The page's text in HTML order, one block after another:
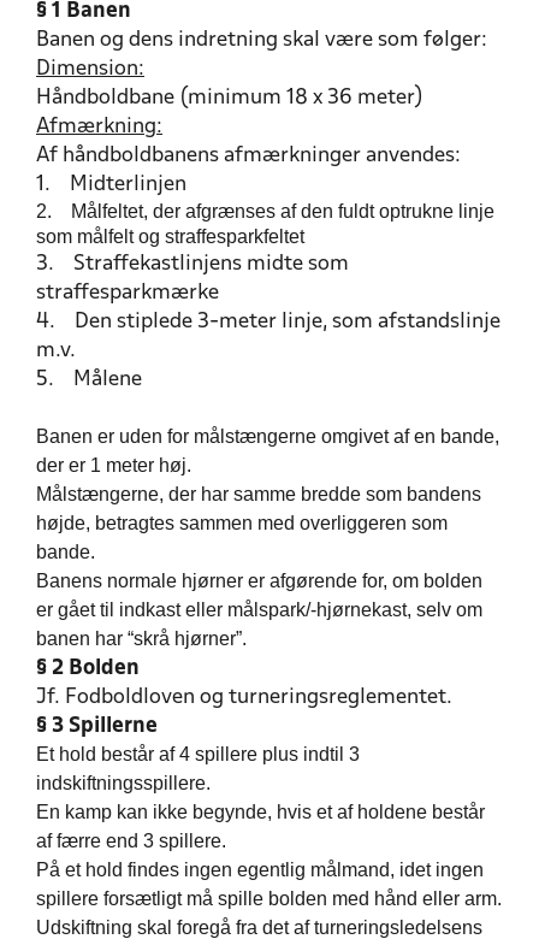
§ 1 Banen
Banen og dens indretning skal være som følger:
Dimension:
Håndboldbane (minimum 18 x 36 meter)
Afmærkning:
Af håndboldbanens afmærkninger anvendes:
1. Midterlinjen
2.
Målfeltet, der afgrænses af den fuldt optrukne linje
som målfelt og straffesparkfeltet
3. Straffekastlinjens midte som
straffesparkmærke
4. Den stiplede 3-meter linje, som afstandslinje
m.v.
5. Målene
Banen er uden for målstængerne omgivet af en bande,
der er 1 meter høj.
Målstængerne, der har samme bredde som bandens
højde, betragtes sammen med overliggeren som
bande.
Banens normale hjørner er afgørende for, om bolden
er gået til indkast eller målspark/-hjørnekast, selv om
banen har “skrå hjørner”.
§ 2 Bolden
Jf. Fodboldloven og turneringsreglementet.
§ 3 Spillerne
Et hold består af 4 spillere plus indtil 3
indskiftningsspillere.
En kamp kan ikke begynde, hvis et af holdene består
af færre end 3 spillere.
På et hold findes ingen egentlig målmand, idet ingen
spillere forsætligt må spille bolden med hånd eller arm.
Udskiftning skal foregå fra det af turneringsledelsens